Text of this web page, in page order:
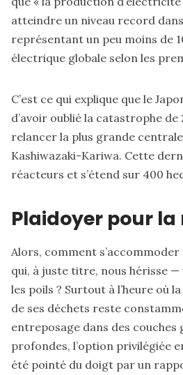
atteindre un niveau record
représentant un peu moins de
électrique globale selon les
C’est ce qui explique que le
d’avoir oublié la catastrophe de
relancer la plus grande
Kashiwazaki-Kariwa. Cette
réacteurs et s’étend sur 400
Plaidoyer pour
Alors, comment
qui, à juste titre, nous hérisse —
les poils ? Surtout à l’heure où
de ses déchets reste
entreposage dans des couches
profondes, l’option privilégiée
été pointé du doigt par un